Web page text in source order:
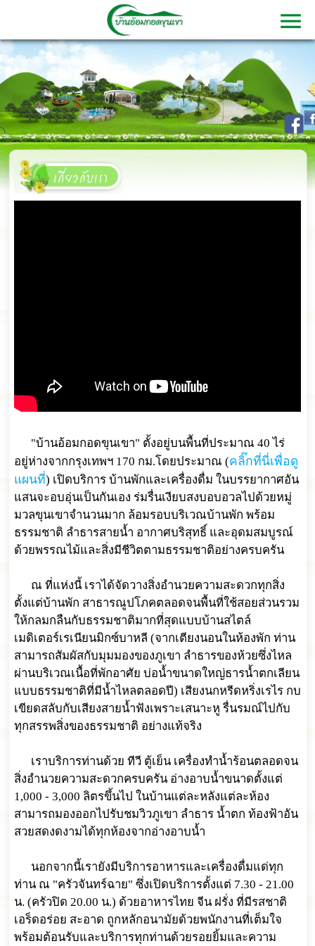
"บ้านอ้อมกอดขุนเขา" ตั้งอยู่บนพื้นที่ประมาณ 40 ไร่
อยู่ห่างจากกรุงเทพฯ 170 กม.โดยประมาณ (คลิ๊กที่นี่เพื่อดู
แผนที่) เปิดบริการ บ้านพักและเครื่องดื่ม ในบรรยากาศอัน
แสนจะอบอุ่นเป็นกันเอง ร่มรื่นเงียบสงบอบอวลไปด้วยหมู่
มวลขุนเขาจำนวนมาก ล้อมรอบบริเวณบ้านพัก พร้อม
ธรรมชาติ ลำธารสายน้ำ อากาศบริสุทธิ์ และอุดมสมบูรณ์
ด้วยพรรณไม้และสิ่งมีชีวิตตามธรรมชาติอย่างครบครัน
ณ ที่แห่งนี้ เราได้จัดวางสิ่งอำนวยความสะดวกทุกสิ่ง
ตั้งแต่บ้านพัก สาธารณูปโภคตลอดจนพื้นที่ใช้สอยส่วนรวม
ให้กลมกลืนกับธรรมชาติมากที่สุดแบบบ้านสไตล์
เมดิเตอร์เรเนียนมิกซ์บาหลี (จากเตียงนอนในห้องพัก ท่าน
สามารถสัมผัสกับมุมมองของภูเขา ลำธารของห้วยซึ่งไหล
ผ่านบริเวณเนื้อที่พักอาศัย บ่อน้ำขนาดใหญ่ธารน้ำตกเลียน
แบบธรรมชาติที่มีน้ำไหลตลอดปี) เสียงนกหรีดหริ่งเรไร กบ
เขียดสลับกับเสียงสายน้ำฟังเพราะเสนาะหู รื่นรมณ์ไปกับ
ทุกสรรพสิ่งของธรรมชาติ อย่างแท้จริง
เราบริการท่านด้วย ทีวี ตู้เย็น เครื่องทำน้ำร้อนตลอดจน
สิ่งอำนวยความสะดวกครบครัน อ่างอาบน้ำขนาดตั้งแต่
1,000 - 3,000 ลิตรขึ้นไป ในบ้านแต่ละหลังแต่ละห้อง
สามารถมองออกไปรับชมวิวภูเขา ลำธาร น้ำตก ท้องฟ้าอัน
สวยสดงดงามได้ทุกห้องจากอ่างอาบน้ำ
นอกจากนี้เรายังมีบริการอาหารและเครื่องดื่มแด่ทุก
ท่าน ณ "ครัวจันทร์ฉาย" ซึ่งเปิดบริการตั้งแต่ 7.30 - 21.00
น. (ครัวปิด 20.00 น.) ด้วยอาหารไทย จีน ฝรั่ง ที่มีรสชาติ
เอร็ดอร่อย สะอาด ถูกหลักอนามัยด้วยพนักงานที่เต็มใจ
พร้อมต้อนรับและบริการทุกท่านด้วยรอยยิ้มและความ